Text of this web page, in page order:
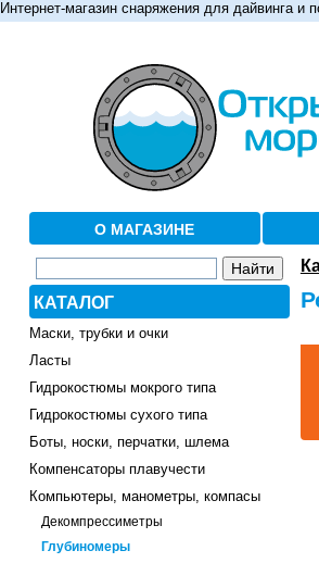
Интернет-магазин снаряжения для дайвинга и
О МАГАЗИНЕ
КАТАЛОГ
Маски, трубки и очки
Ласты
Гидрокостюмы мокрого типа
Гидрокостюмы сухого типа
Боты, носки, перчатки, шлема
Компенсаторы плавучести
Компьютеры, манометры, компасы
Декомпрессиметры
Глубиномеры